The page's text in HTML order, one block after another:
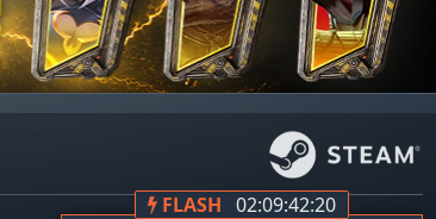
FLASH 02:09:42:19